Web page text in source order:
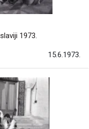
1973.
15.6.1973.